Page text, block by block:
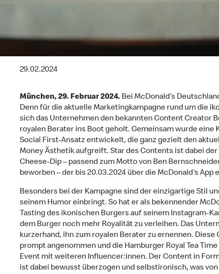
29.02.2024
München, 29. Februar 2024.Bei McDonald’s
Denn für die aktuelle Marketingkampagne rund um die
sich das Unternehmen den bekannten Content Creator
royalen Berater ins Boot geholt. Gemeinsam wurde eine
Social First-Ansatz entwickelt, die ganz gezielt den
Money Ästhetik aufgreift. Star des Contents ist dabei
Cheese-Dip – passend zum Motto von Ben
beworben – der bis 20.03.2024 über die McDonald’s App
Besonders bei der Kampagne sind der einzigartige Stil
seinem Humor einbringt. So hat er als bekennender
Tasting des ikonischen Burgers auf seinem Instagram-
dem Burger noch mehr Royalität zu verleihen. Das
kurzerhand, ihn zum royalen Berater zu ernennen. Diese
prompt angenommen und die Hamburger Royal Tea
Event mit weiteren Influencer:innen. Der Content in
ist dabei bewusst überzogen und selbstironisch, was